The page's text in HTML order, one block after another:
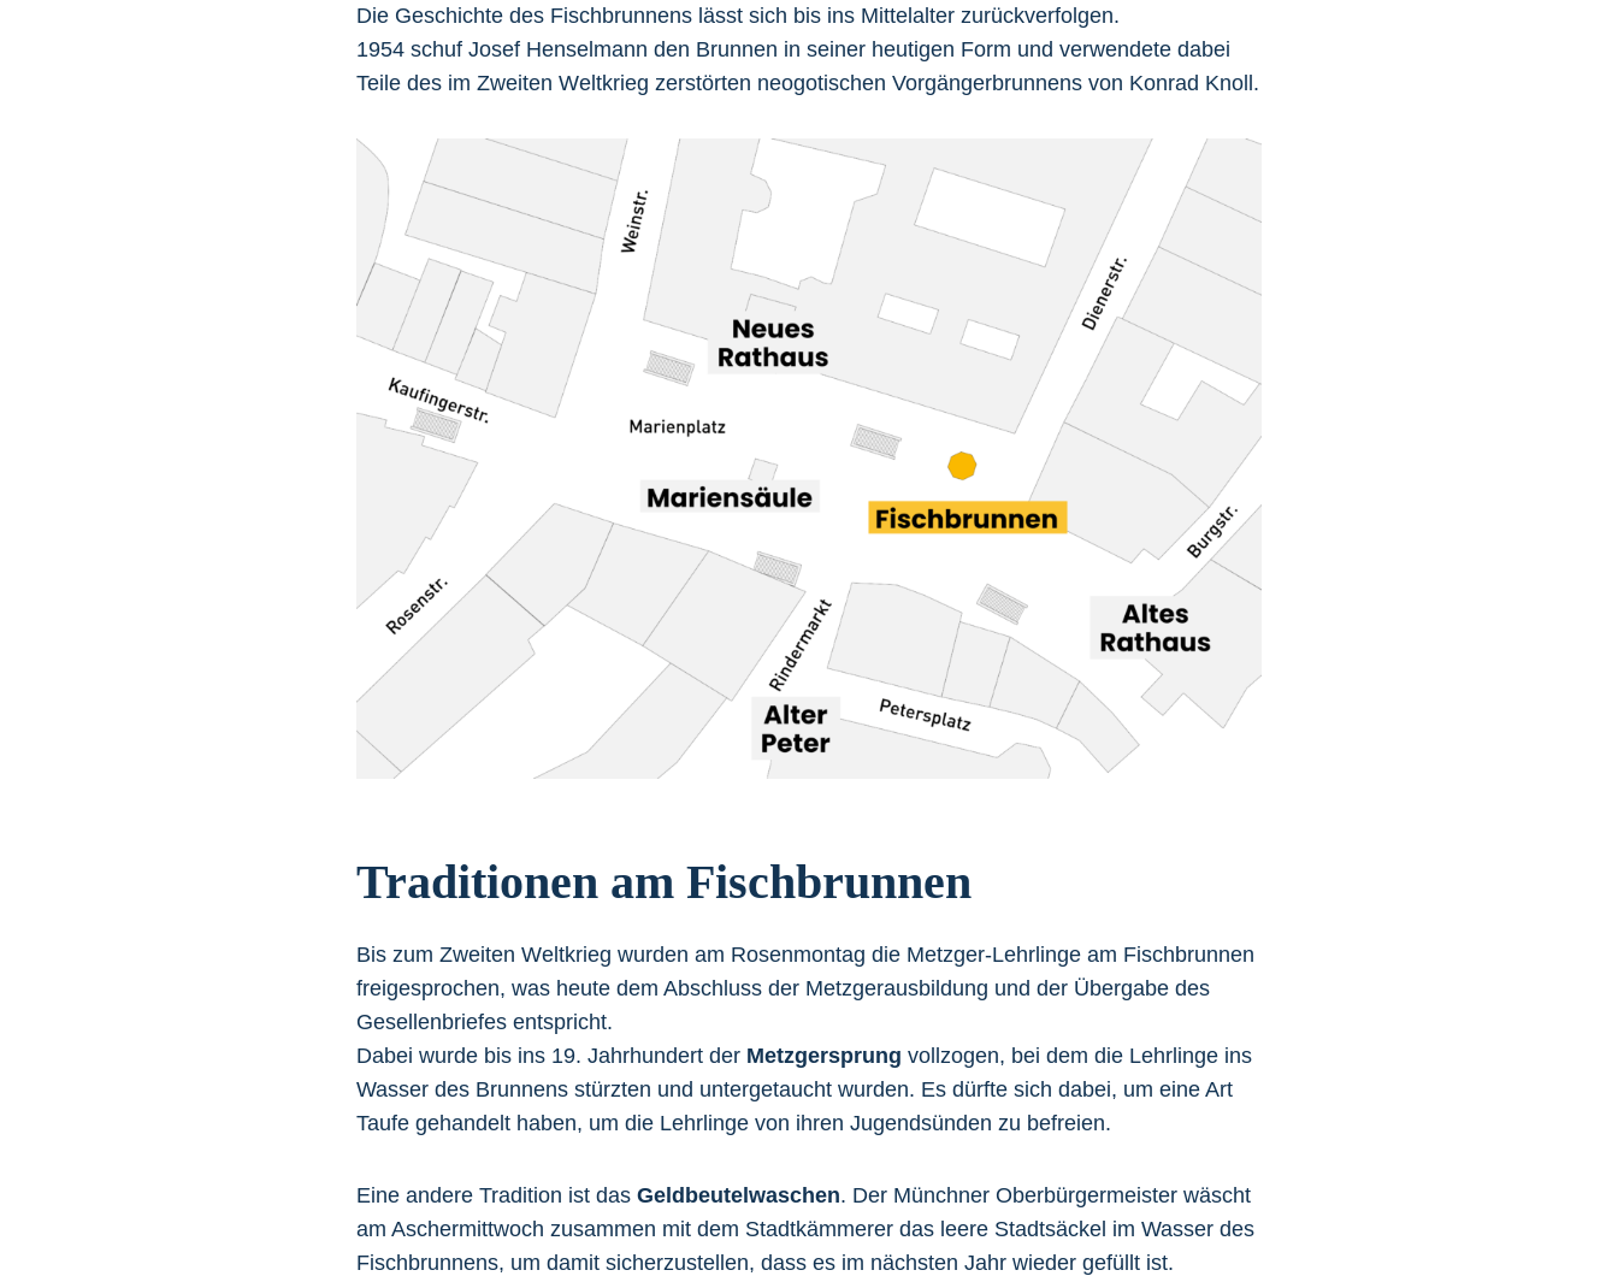
Die Geschichte des Fischbrunnens lässt sich bis ins Mittelalter zurückverfolgen.
1954 schuf Josef Henselmann den Brunnen in seiner heutigen Form und verwendete dabei
Teile des im Zweiten Weltkrieg zerstörten neogotischen Vorgängerbrunnens von Konrad Knoll.
Traditionen am Fischbrunnen
Bis zum Zweiten Weltkrieg wurden am Rosenmontag die Metzger-Lehrlinge am Fischbrunnen
freigesprochen, was heute dem Abschluss der Metzgerausbildung und der Übergabe des
Gesellenbriefes entspricht.
Dabei wurde bis ins 19. Jahrhundert der Metzgersprung vollzogen, bei dem die Lehrlinge ins
Wasser des Brunnens stürzten und untergetaucht wurden. Es dürfte sich dabei, um eine Art
Taufe gehandelt haben, um die Lehrlinge von ihren Jugendsünden zu befreien.
Eine andere Tradition ist das Geldbeutelwaschen. Der Münchner Oberbürgermeister wäscht
am Aschermittwoch zusammen mit dem Stadtkämmerer das leere Stadtsäckel im Wasser des
Fischbrunnens, um damit sicherzustellen, dass es im nächsten Jahr wieder gefüllt ist.